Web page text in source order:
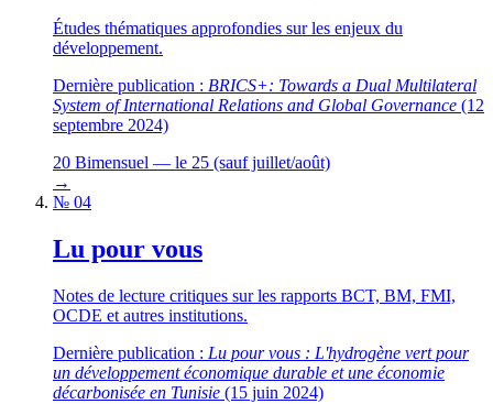
Études thématiques approfondies sur les enjeux du
développement.
Dernière publication : BRICS+: Towards a Dual Multilateral
System of International Relations and Global Governance (12
septembre 2024)
20 Bimensuel — le 25 (sauf juillet/août)
→
№ 04
Lu pour vous
Notes de lecture critiques sur les rapports BCT, BM, FMI,
OCDE et autres institutions.
Dernière publication : Lu pour vous : L'hydrogène vert pour
un développement économique durable et une économie
décarbonisée en Tunisie (15 juin 2024)